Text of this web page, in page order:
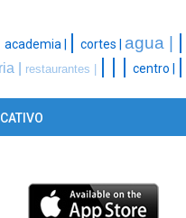
academia | cortes | agua |
| restaurantes | centro |